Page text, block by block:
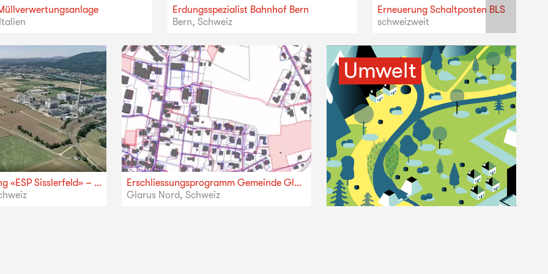
Erdungsspezialist Bahnhof Bern
Bern, Schweiz
Erneuerung Schaltposten BLS
schweizweit
Gebietsentwicklung «ESP Sisslerfeld» – Gesamtprojektleitung
Erschliessungsprogramm Gemeinde Glarus Nord
Glarus Nord, Schweiz
Umwelt